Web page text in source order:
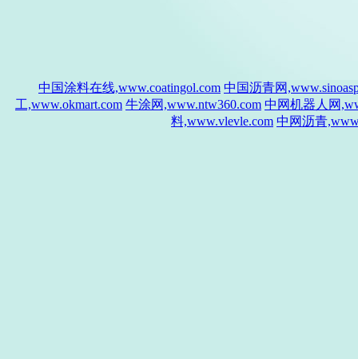
中国涂料在线,www.coatingol.com 中国沥青网
工,www.okmart.com 牛涂网,www.ntw360.com 中网机器人网
料,www.vlevle.com 中网沥青